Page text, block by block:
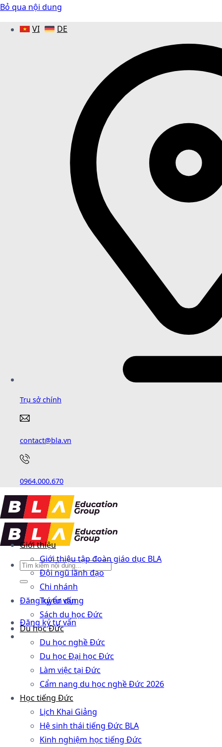
Bỏ qua nội dung
VI
DE
Trụ sở chính
contact@bla.vn
0964.000.670
Đăng ký tư vấn
Đăng ký tư vấn
Giới thiệu
Giới thiệu tập đoàn giáo dục BLA
Đội ngũ lãnh đạo
Chi nhánh
Tuyển dụng
Sách du học Đức
Du học Đức
Du học nghề Đức
Du học Đại học Đức
Làm việc tại Đức
Cẩm nang du học nghề Đức 2026
Học tiếng Đức
Lịch Khai Giảng
Hệ sinh thái tiếng Đức BLA
Kinh nghiệm học tiếng Đức